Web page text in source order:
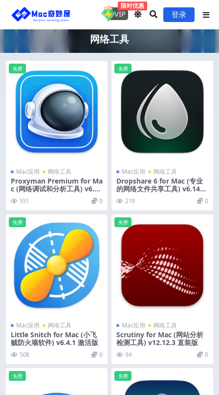
VIP
限时优惠
登录
网络工具
Mac应用 网络工具
Proxyman Premium for Ma
c (网络调试和分析工具) v6.1
4.0 激活版
免费
551 0
Mac应用 网络工具
Dropshare 6 for Mac (专业
的网络文件共享工具) v6.14
激活版
免费
219 0
Mac应用 网络工具
Little Snitch for Mac (小飞
贼防火墙软件) v6.4.1 激活版
免费
508 0
Mac应用 网络工具
Scrutiny for Mac (网站分析
检测工具) v12.12.3 直装版
免费
94 0
免费 免费